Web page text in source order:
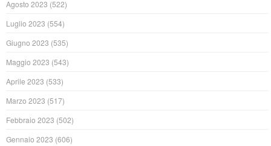
Agosto 2023 (522)
Luglio 2023 (554)
Giugno 2023 (535)
Maggio 2023 (543)
Aprile 2023 (533)
Marzo 2023 (517)
Febbraio 2023 (502)
Gennaio 2023 (606)